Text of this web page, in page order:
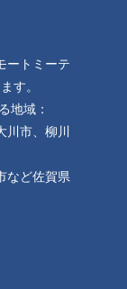
ートミーテ
す。
地域：
市、柳川
など佐賀県